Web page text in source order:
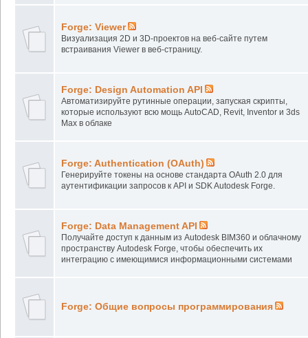
Forge: Viewer
Визуализация 2D и 3D-проектов на веб-сайте путем
встраивания Viewer в веб-страницу.
Forge: Design Automation API
Автоматизируйте рутинные операции, запуская скрипты,
которые используют всю мощь AutoCAD, Revit, Inventor и 3ds
Max в облаке
Forge: Authentication (OAuth)
Генерируйте токены на основе стандарта OAuth 2.0 для
аутентификации запросов к API и SDK Autodesk Forge.
Forge: Data Management API
Получайте доступ к данным из Autodesk BIM360 и облачному
пространству Autodesk Forge, чтобы обеспечить их
интеграцию с имеющимися информационными системами
Forge: Общие вопросы программирования